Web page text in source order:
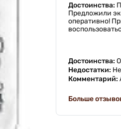
Достоинства:
Предложили
оперативно!
Достоинства:
Недостатки:
Комментарий:
Больше